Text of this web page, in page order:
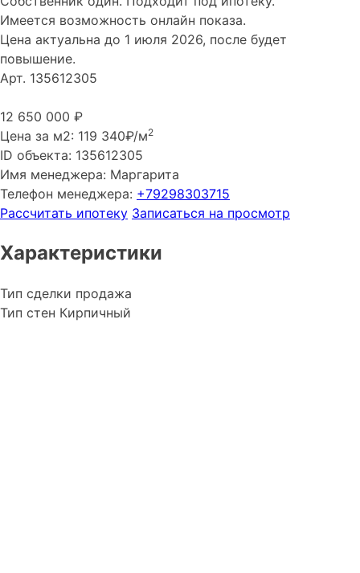
Имеется возможность онлайн показа.
Цена актуальна до 1 июля 2026, после будет
повышение.
Арт. 135612305
12 650 000 ₽
Цена за м2: 119 340₽/м2
ID объекта: 135612305
Имя менеджера: Маргарита
Телефон менеджера: +79298303715
Рассчитать ипотеку Записаться на просмотр
Характеристики
Тип сделки продажа
Тип стен Кирпичный